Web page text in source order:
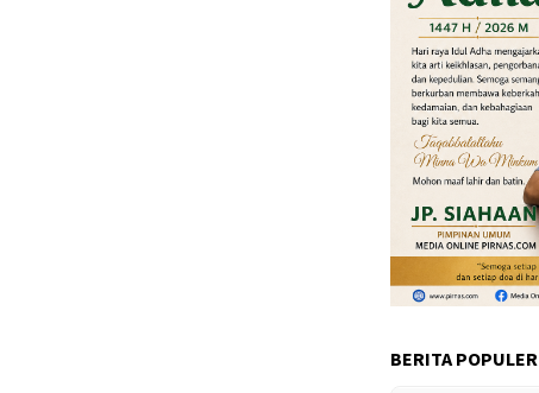
BERITA POPULER